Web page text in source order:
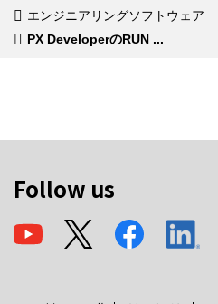
エンジニアリングソフトウェア
PX DeveloperのRUN ...
Follow us